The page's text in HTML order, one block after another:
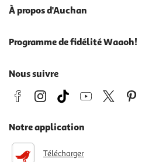
À propos d'Auchan
Programme de fidélité Waaoh!
Nous suivre
Notre application
Télécharger